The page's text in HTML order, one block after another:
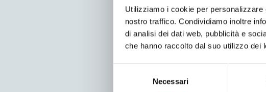
Utilizziamo i cookie per
nostro traffico. Condividiamo inoltre
di analisi dei dati web, pubblicità e
che hanno raccolto dal suo utilizzo dei
Necessari